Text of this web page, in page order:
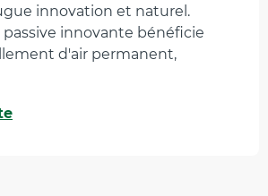
innovation et naturel.
innovante bénéficie
d'air permanent,